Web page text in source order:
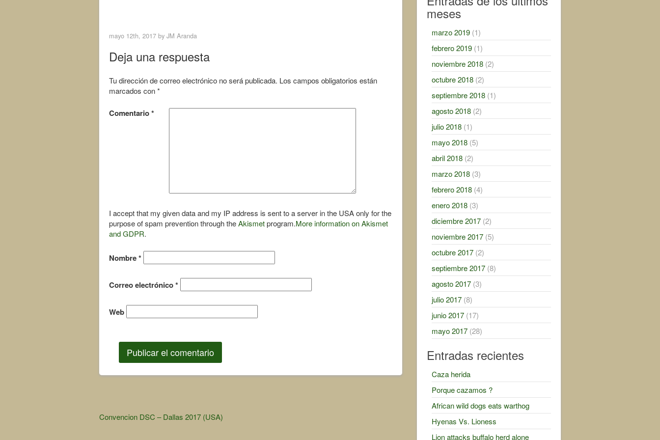
o
o
e
r
mayo 12th, 2017 by JM Aranda
Deja una respuesta
Tu dirección de correo electrónico no será publicada. Los campos obligatorios están
marcados con*
Comentario*
I accept that my given data and my IP address is sent to a server in the USA only for the
purpose of spam prevention through theAkismetprogram.More information on Akismet
and GDPR.
Nombre*
Correo electrónico*
Web
Other
Convencion DSC – Dallas 2017 (USA)
meses
marzo 2019(1)
febrero 2019(1)
noviembre 2018(2)
octubre 2018(2)
septiembre 2018(1)
agosto 2018(2)
julio 2018(1)
mayo 2018(5)
abril 2018(2)
marzo 2018(3)
febrero 2018(4)
enero 2018(3)
diciembre 2017(2)
noviembre 2017(5)
octubre 2017(2)
septiembre 2017(8)
agosto 2017(3)
julio 2017(8)
junio 2017(17)
mayo 2017(28)
Entradas recientes
Caza herida
Porque cazamos ?
African wild dogs eats warthog
Hyenas Vs. Lioness
Lion attacks buffalo herd alone